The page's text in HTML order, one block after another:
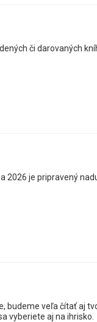
či darovaných
2026 je pripravený
budeme veľa čítať aj
vyberiete aj na ihrisko.